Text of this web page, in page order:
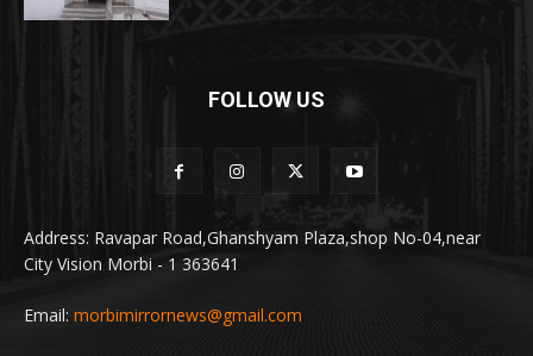
FOLLOW US
Address: Ravapar Road,Ghanshyam Plaza,shop No-04,near
City Vision Morbi - 1 363641
Email: morbimirrornews@gmail.com